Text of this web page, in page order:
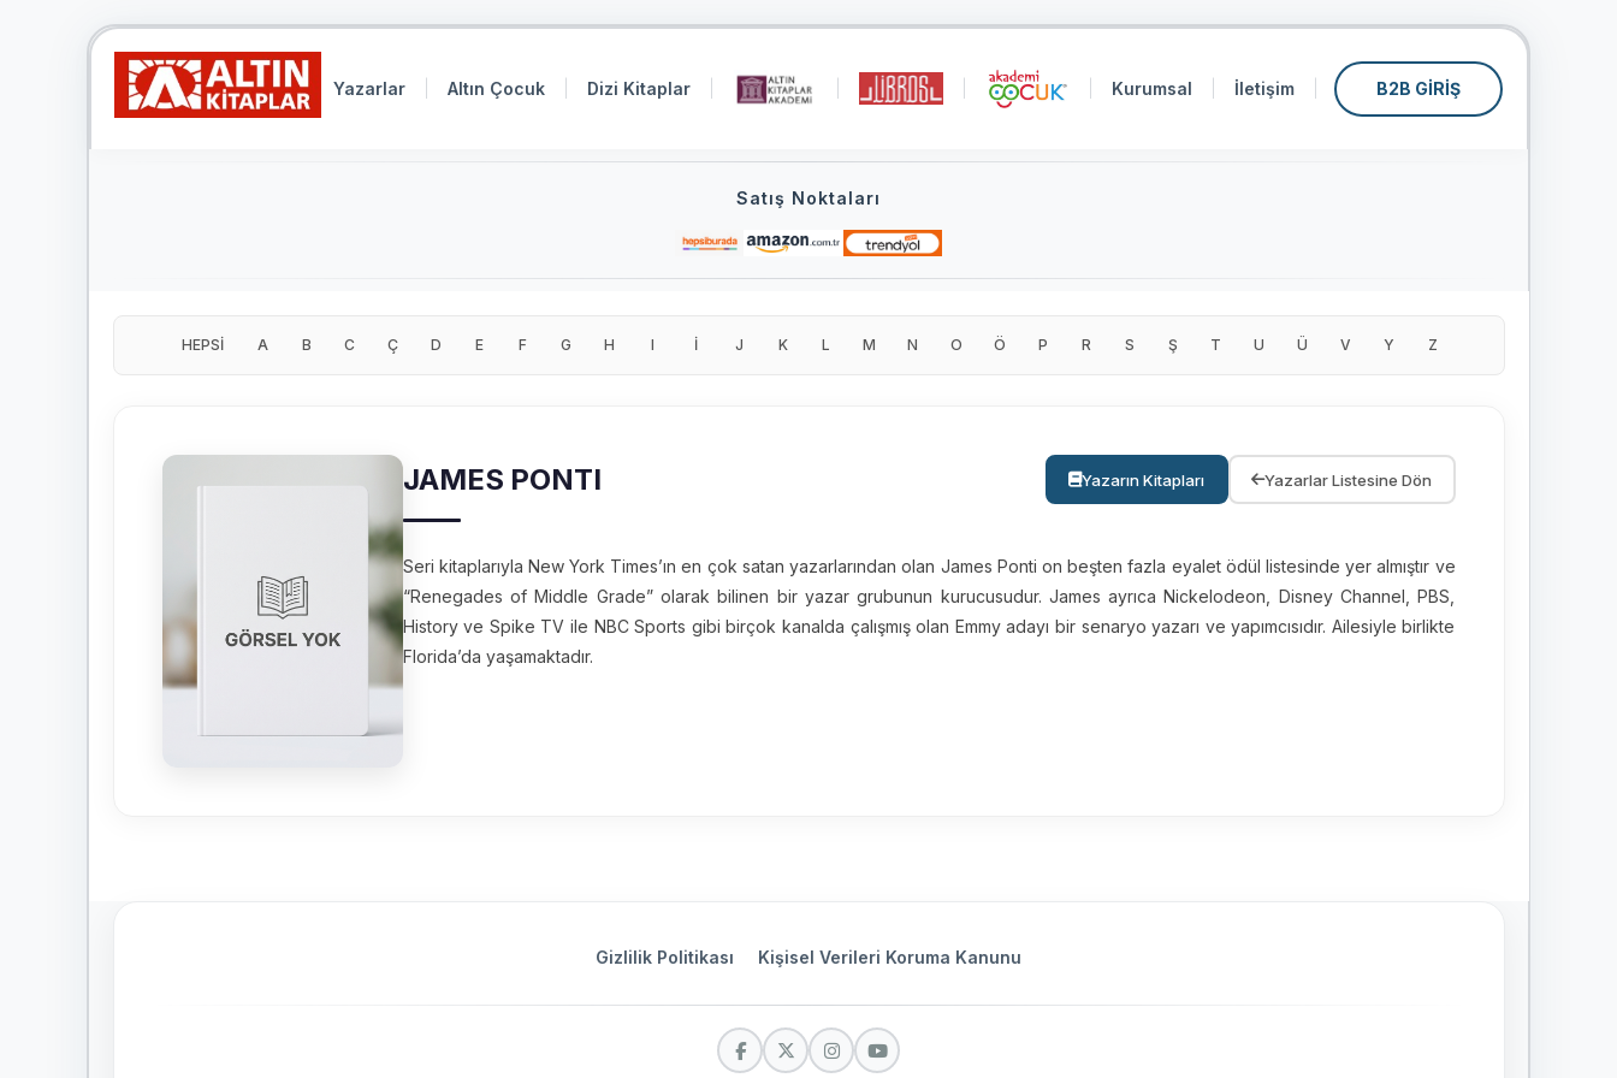
Yazarlar Altın Çocuk Dizi Kitaplar Kurumsal İletişim B2B GİRİŞ
Satış Noktaları
HEPSİ A B C Ç D E F G H I İ J K L M N O Ö P R S Ş T U Ü V Y Z
JAMES PONTI Yazarın Kitapları Yazarlar Listesine Dön
Seri kitaplarıyla New York Times’ın en çok satan yazarlarından olan James Ponti on beşten fazla eyalet ödül listesinde yer almıştır ve
“Renegades of Middle Grade” olarak bilinen bir yazar grubunun kurucusudur. James ayrıca Nickelodeon, Disney Channel, PBS,
History ve Spike TV ile NBC Sports gibi birçok kanalda çalışmış olan Emmy adayı bir senaryo yazarı ve yapımcısıdır. Ailesiyle birlikte
Florida’da yaşamaktadır.
Gizlilik Politikası Kişisel Verileri Koruma Kanunu